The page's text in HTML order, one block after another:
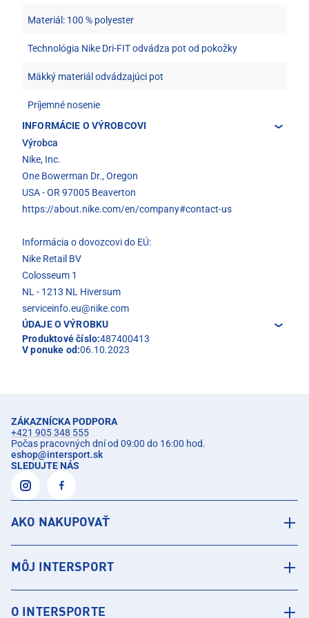
Materiál: 100 % polyester
Technológia Nike Dri-FIT odvádza pot od pokožky
Mäkký materiál odvádzajúci pot
Príjemné nosenie
INFORMÁCIE O VÝROBCOVI
Výrobca
Nike, Inc.
One Bowerman Dr., Oregon
USA - OR 97005 Beaverton
https://about.nike.com/en/company#contact-us
Informácia o dovozcovi do EÚ:
Nike Retail BV
Colosseum 1
NL - 1213 NL Hiversum
serviceinfo.eu@nike.com
ÚDAJE O VÝROBKU
Produktové číslo:487400413
V ponuke od:06.10.2023
ZÁKAZNÍCKA PODPORA
+421 905 348 555
Počas pracovných dní od 09:00 do 16:00 hod.
eshop@intersport.sk
SLEDUJTE NÁS
AKO NAKUPOVAŤ
MÔJ INTERSPORT
O INTERSPORTE